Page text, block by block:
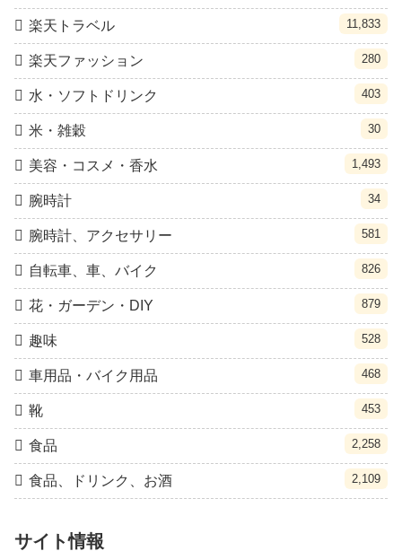
楽天トラベル 11,833
楽天ファッション 280
水・ソフトドリンク 403
米・雑穀 30
美容・コスメ・香水 1,493
腕時計 34
腕時計、アクセサリー 581
自転車、車、バイク 826
花・ガーデン・DIY 879
趣味 528
車用品・バイク用品 468
靴 453
食品 2,258
食品、ドリンク、お酒 2,109
サイト情報